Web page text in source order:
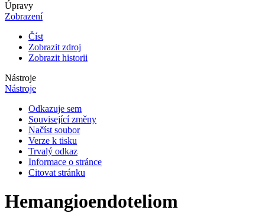
Úpravy
Zobrazení
Číst
Zobrazit zdroj
Zobrazit historii
Nástroje
Nástroje
Odkazuje sem
Související změny
Načíst soubor
Verze k tisku
Trvalý odkaz
Informace o stránce
Citovat stránku
Hemangioendoteliom